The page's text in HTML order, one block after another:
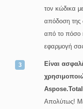
τον κώδικα
απόδοση της
από το πόσο
εφαρμογή
Είναι
Απολύτως!